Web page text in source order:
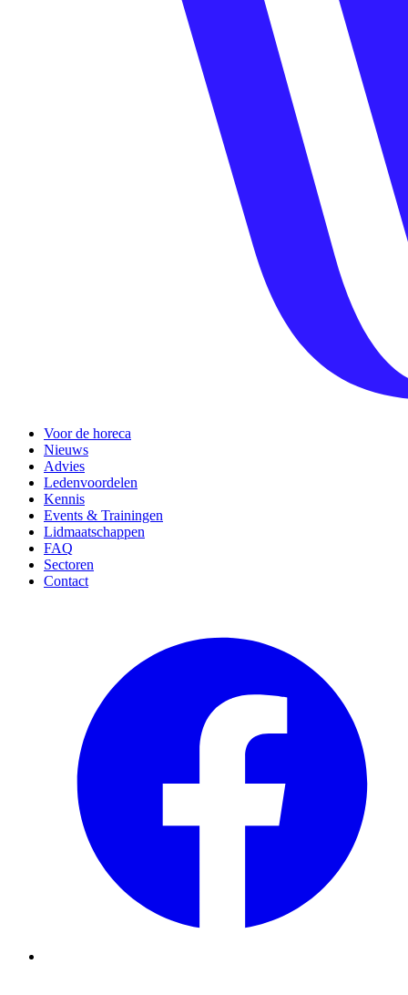
Voor de horeca
Nieuws
Advies
Ledenvoordelen
Kennis
Events & Trainingen
Lidmaatschappen
FAQ
Sectoren
Contact